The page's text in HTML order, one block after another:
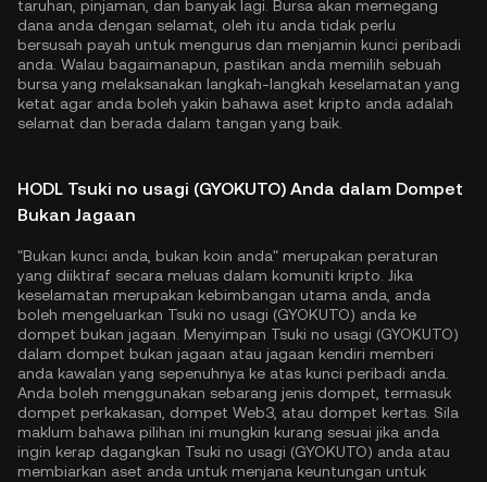
taruhan, pinjaman, dan banyak lagi. Bursa akan memegang
dana anda dengan selamat, oleh itu anda tidak perlu
bersusah payah untuk mengurus dan menjamin kunci peribadi
anda. Walau bagaimanapun, pastikan anda memilih sebuah
bursa yang melaksanakan langkah-langkah keselamatan yang
ketat agar anda boleh yakin bahawa aset kripto anda adalah
selamat dan berada dalam tangan yang baik.
HODL Tsuki no usagi (GYOKUTO) Anda dalam Dompet
Bukan Jagaan
"Bukan kunci anda, bukan koin anda" merupakan peraturan
yang diiktiraf secara meluas dalam komuniti kripto. Jika
keselamatan merupakan kebimbangan utama anda, anda
boleh mengeluarkan Tsuki no usagi (GYOKUTO) anda ke
dompet bukan jagaan. Menyimpan Tsuki no usagi (GYOKUTO)
dalam dompet bukan jagaan atau jagaan kendiri memberi
anda kawalan yang sepenuhnya ke atas kunci peribadi anda.
Anda boleh menggunakan sebarang jenis dompet, termasuk
dompet perkakasan, dompet Web3, atau dompet kertas. Sila
maklum bahawa pilihan ini mungkin kurang sesuai jika anda
ingin kerap dagangkan Tsuki no usagi (GYOKUTO) anda atau
membiarkan aset anda untuk menjana keuntungan untuk